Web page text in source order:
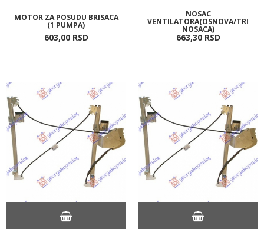
MOTOR ZA POSUDU BRISACA
(1 PUMPA)
603,00 RSD
NOSAC
VENTILATORA(OSNOVA/TRI
NOSACA)
663,30 RSD